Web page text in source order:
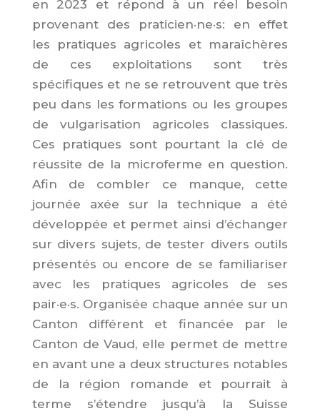
en 2023 et répond à un réel besoin
provenant des praticien·ne·s: en effet
les pratiques agricoles et maraîchères
de ces exploitations sont très
spécifiques et ne se retrouvent que très
peu dans les formations ou les groupes
de vulgarisation agricoles classiques.
Ces pratiques sont pourtant la clé de
réussite de la microferme en question.
Afin de combler ce manque, cette
journée axée sur la technique a été
développée et permet ainsi d’échanger
sur divers sujets, de tester divers outils
présentés ou encore de se familiariser
avec les pratiques agricoles de ses
pair·e·s. Organisée chaque année sur un
Canton différent et financée par le
Canton de Vaud, elle permet de mettre
en avant une a deux structures notables
de la région romande et pourrait à
terme s’étendre jusqu’à la Suisse